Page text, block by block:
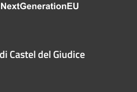
Castel del Giudice